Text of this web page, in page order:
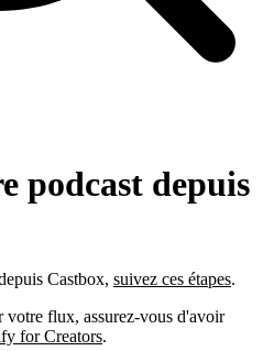
podcast depuis
Castbox, suivez ces étapes.
votre flux, assurez-vous d'avoir
for Creators.